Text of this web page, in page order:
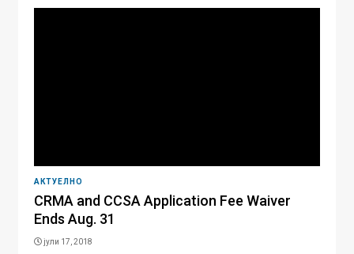
АКТУЕЛНО
CRMA and CCSA Application Fee Waiver
Ends Aug. 31
јули 17, 2018